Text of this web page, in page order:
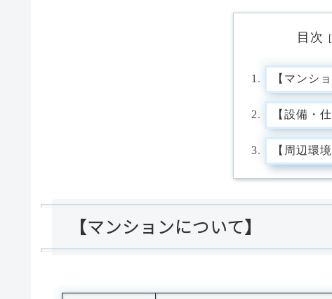
目次
【マンシ
【設備・仕
【周辺環境
【マンションについて】